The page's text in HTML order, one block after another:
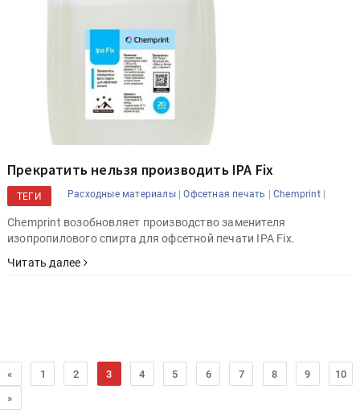
Прекратить нельзя производить IPA Fix
ТЕГИ Расходные материалы|Офсетная печать |Chemprint|
Chemprint возобновляет производство заменителя
изопропилового спирта для офсетной печати IPA Fix.
Читать далее
« 1 2 3 4 5 6 7 8 9
10
»